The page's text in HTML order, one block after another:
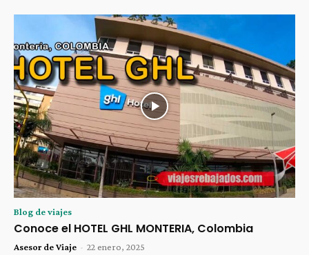
Blog de viajes
Conoce el HOTEL GHL MONTERIA, Colombia
Asesor de Viaje - 22 enero, 2025